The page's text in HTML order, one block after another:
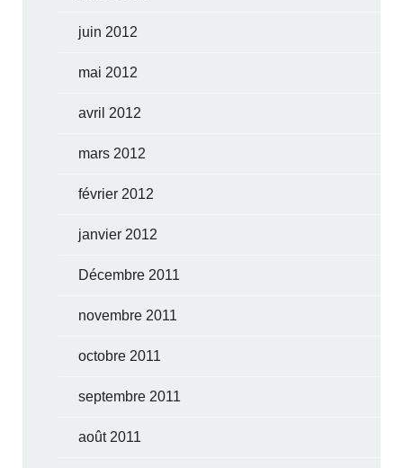
juin 2012
mai 2012
avril 2012
mars 2012
février 2012
janvier 2012
Décembre 2011
novembre 2011
octobre 2011
septembre 2011
août 2011